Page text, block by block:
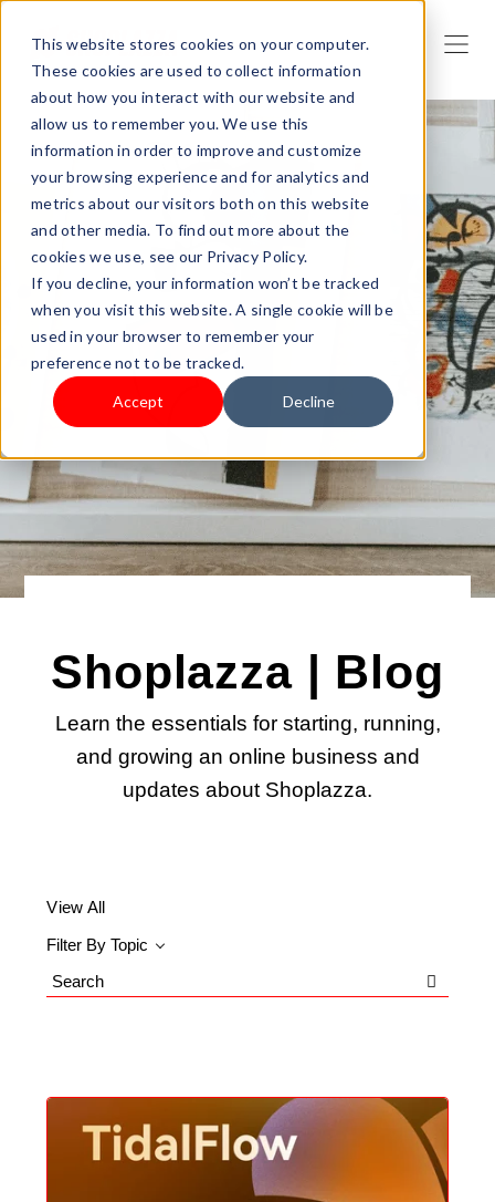
This website stores cookies on your computer.
These cookies are used to collect information
about how you interact with our website and
allow us to remember you. We use this
information in order to improve and customize
your browsing experience and for analytics and
metrics about our visitors both on this website
and other media. To find out more about the
cookies we use, see our Privacy Policy.
If you decline, your information won’t be tracked
when you visit this website. A single cookie will be
used in your browser to remember your
preference not to be tracked.
Accept Decline
Shoplazza | Blog
Learn the essentials for starting, running,
and growing an online business and
updates about Shoplazza.
View All
Filter By Topic
Search